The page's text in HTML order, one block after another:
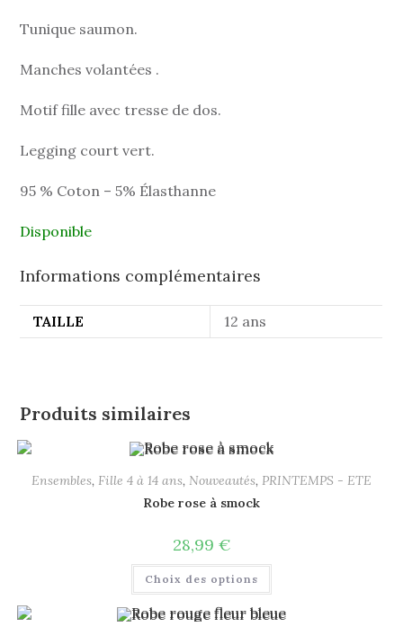
Tunique saumon.
Manches volantées .
Motif fille avec tresse de dos.
Legging court vert.
95 % Coton – 5% Élasthanne
Disponible
Informations complémentaires
TAILLE 12 ans
Produits similaires
Ensembles, Fille 4 à 14 ans, Nouveautés, PRINTEMPS - ETE
Robe rose à smock
28,99 €
Choix des options